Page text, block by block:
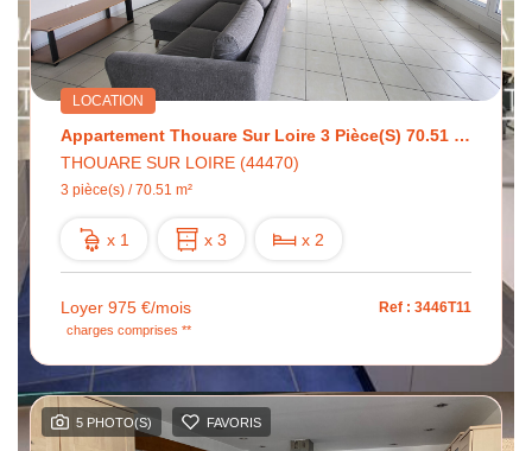
LOCATION
Appartement Thouare Sur Loire 3 Pièce(s) 70.51 M2
THOUARE SUR LOIRE (44470)
3 pièce(s) / 70.51 m²
x 1 x 3 x 2
Loyer 975 €/mois
charges comprises **
Ref : 3446T11
5 PHOTO(S) FAVORIS